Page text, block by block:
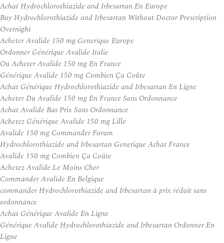
Achat Hydrochlorothiazide and Irbesartan En Europe
Buy Hydrochlorothiazide and Irbesartan Without Doctor Prescription
Overnight
Acheter Avalide 150 mg Generique Europe
Ordonner Générique Avalide Italie
Ou Acheter Avalide 150 mg En France
Générique Avalide 150 mg Combien Ça Coûte
Achat Générique Hydrochlorothiazide and Irbesartan En Ligne
Acheter Du Avalide 150 mg En France Sans Ordonnance
Achat Avalide Bas Prix Sans Ordonnance
Achetez Générique Avalide 150 mg Lille
Avalide 150 mg Commander Forum
Hydrochlorothiazide and Irbesartan Generique Achat France
Avalide 150 mg Combien Ça Coûte
Achetez Avalide Le Moins Cher
Commander Avalide En Belgique
commander Hydrochlorothiazide and Irbesartan à prix réduit sans
ordonnance
Achat Générique Avalide En Ligne
Générique Avalide Hydrochlorothiazide and Irbesartan Ordonner En
Ligne